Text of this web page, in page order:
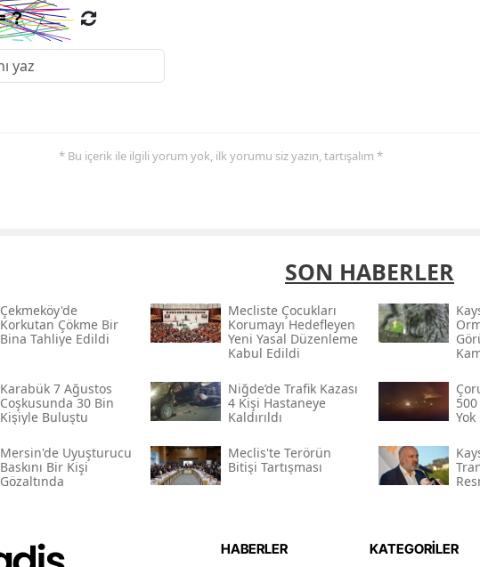
* Bu içerik ile ilgili yorum yok, ilk yorumu siz yazın, tartışalım *
SON HABERLER
Çekmeköy'de
Korkutan Çökme Bir
Bina Tahliye Edildi
Mecliste Çocukları
Korumayı Hedefleyen
Yeni Yasal Düzenleme
Kabul Edildi
Karabük 7 Ağustos
Coşkusunda 30 Bin
Kişiyle Buluştu
Niğde’de Trafik Kazası
4 Kişi Hastaneye
Kaldırıldı
Yok
Mersin'de Uyuşturucu
Baskını Bir Kişi
Gözaltında
Meclis'te Terörün
Bitişi Tartışması
HABERLER KATEGORİLER